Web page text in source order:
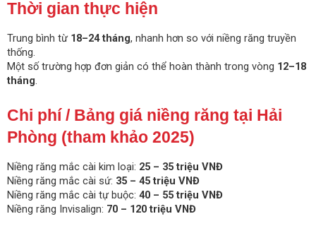
Thời gian thực hiện
Trung bình từ 18–24 tháng, nhanh hơn so với niềng răng truyền
thống.
Một số trường hợp đơn giản có thể hoàn thành trong vòng 12–18
tháng.
Chi phí / Bảng giá niềng răng tại Hải
Phòng (tham khảo 2025)
Niềng răng mắc cài kim loại: 25 – 35 triệu VNĐ
Niềng răng mắc cài sứ: 35 – 45 triệu VNĐ
Niềng răng mắc cài tự buộc: 40 – 55 triệu VNĐ
Niềng răng Invisalign: 70 – 120 triệu VNĐ